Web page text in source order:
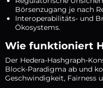
Börsenzugang je nach
Interoperabilitäts- und
Ökosystems.
Wie funktioniert
Der Hedera-Hashgraph-
Block-Paradigma ab und
Geschwindigkeit, Fairness